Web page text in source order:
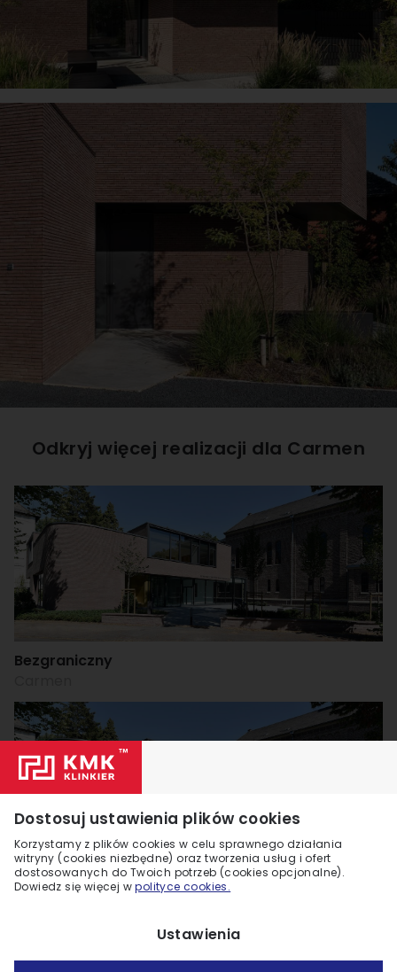
Odkryj więcej realizacji dla Carmen
Bezgraniczny
Nieprzeciętność
Carmen
Zobacz więcej +8
Dostosuj ustawienia plików cookies
Korzystamy z plików cookies w celu sprawnego działania
witryny (cookies niezbędne) oraz tworzenia usług i ofert
dostosowanych do Twoich potrzeb (cookies opcjonalne).
Dowiedz się więcej wpolityce cookies.
Ustawienia